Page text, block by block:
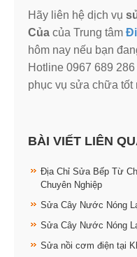
Hãy liên hệ dịch vụ
Của của Trung tâm
hôm nay nếu bạn
Hotline 0967 689
phục vụ sửa chữa tốt
BÀI VIẾT LIÊN
Địa Chỉ Sửa Bếp Từ
Chuyên Nghiệp
Sửa Cây Nước Nóng
Sửa Cây Nước Nóng
Sửa nồi cơm điện tại